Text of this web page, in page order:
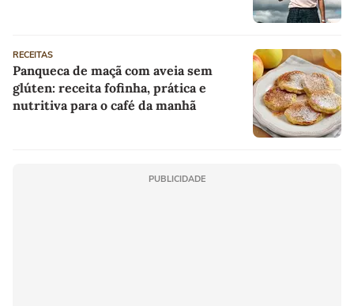
RECEITAS
Panqueca de maçã com aveia sem
glúten: receita fofinha, prática e
nutritiva para o café da manhã
PUBLICIDADE